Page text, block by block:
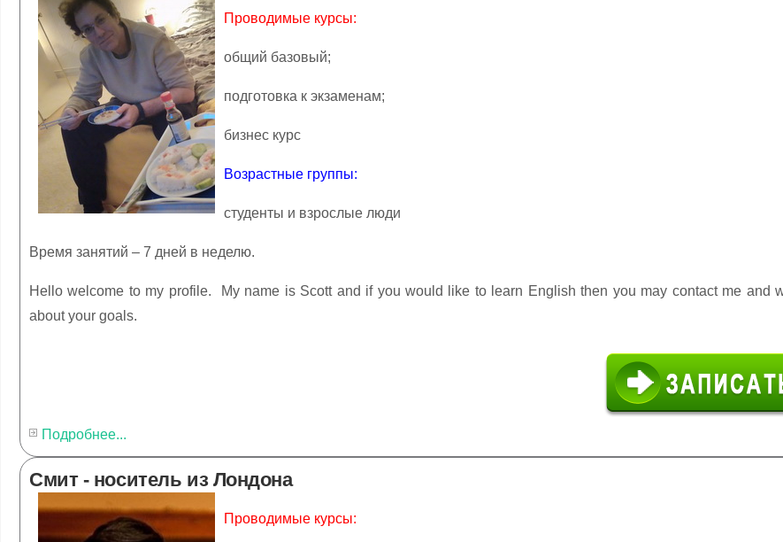
Проводимые курсы:
общий базовый;
подготовка к экзаменам;
бизнес курс
Возрастные группы:
студенты и взрослые люди
Время занятий – 7 дней в неделю.
Hello welcome to my profile. My name is Scott and if you would like to learn English then you may contact me and
about your goals.
Подробнее...
Смит - носитель из Лондона
Проводимые курсы: